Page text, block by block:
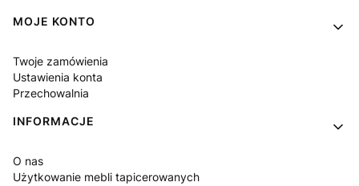
Linki w stopce
MOJE KONTO
Twoje zamówienia
Ustawienia konta
Przechowalnia
INFORMACJE
O nas
Użytkowanie mebli tapicerowanych